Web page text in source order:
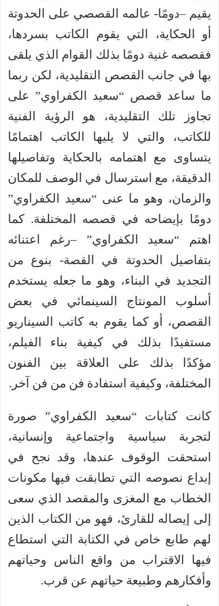
يقيم –دومًا- عالمه القصصي على الحدوتة
أو الحكاية، التي يقوم الكاتب بسردها،
فقصصه غنية دومًا بذلك القوام الذي يلقى
بها في جانب القصص التقليدية، لكن ربما
ما ساعد قصص “سعيد الكفراوي” على
تجاوز تلك التقليدية، هو الرؤية الفنية
للكاتب، والتي لا يليها الكاتب اهتمامًا
يتساوى مع اهتمامه بالحكاية وتفاصيلها
الدقيقة، مع استرسال في الوصف للمكان
والزمان، وهو ما عنى “سعيد الكفراوي”
دومًا بإيضاحه في قصصه المختلفة. كما
اهتم “سعيد الكفراوي” –رغم اعتنائه
بتفاصيل الحدوتة في القصة- بنوع من
التجديد في البناء، وهو ما جعله يستخدم
أسلوب المونتاج السينمائي في بعض
القصص، أو كما يقوم به كاتب السيناريو
مستفيدًا بذلك في كيفية بناء الفيلم،
مؤكدًا بذلك على العلاقة بين الفنون
المختلفة، وكيفية استفادة فن من فن آخر.
كانت كتابات “سعيد الكفراوي” صورة
لتجربة سياسية واجتماعية وإنسانية،
استحقت الوقوف عندها، وقد نجح في
إبداع نصوصه التي تطابقت فيها مكونات
الخطاب مع المغزى والمقصد الذي سعى
إلى إيصاله للقارئ، فهو من الكتاب الذين
لهم طابع خاص في الكتابة التي استطاع
فيها الاقتراب من واقع الناس وحياتهم
وأفكارهم وطبيعة حياتهم عن قرب.